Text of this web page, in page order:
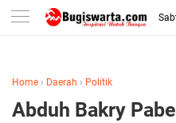
-->
Home › Daerah › Politik
Abduh Bakry